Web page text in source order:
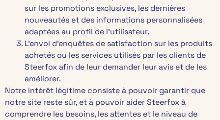
sur les promotions exclusives, les dernières
nouveautés et des informations personnalisées
adaptées au profil de l’utilisateur.
L’envoi d’enquêtes de satisfaction sur les produits
achetés ou les services utilisés par les clients de
Steerfox afin de leur demander leur avis et de les
améliorer.
Notre intérêt légitime consiste à pouvoir garantir que
notre site reste sûr, et à pouvoir aider Steerfox à
comprendre les besoins, les attentes et le niveau de